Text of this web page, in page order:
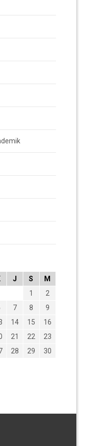
J S
M
1
2
7 8
9
14 15
16
21 22
23
28 29
30